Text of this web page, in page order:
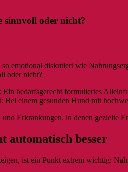
sinnvoll oder nicht?
emotional diskutiert wie
oder nicht?
bedarfsgerecht formuliertes
Bei einem gesunden Hund mit
Erkrankungen, in denen gezielte
automatisch besser
ist ein Punkt extrem wichtig: